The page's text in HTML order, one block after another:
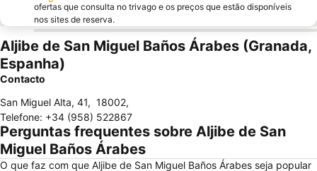
ofertas que consulta no trivago e os preços que estão disponíveis
nos sites de reserva.
Aljibe de San Miguel Baños Árabes (Granada,
Espanha)
Contacto
San Miguel Alta, 41, 18002,
Telefone: +34 (958) 522867
Perguntas frequentes sobre Aljibe de San
Miguel Baños Árabes
O que faz com que Aljibe de San Miguel Baños Árabes seja popular